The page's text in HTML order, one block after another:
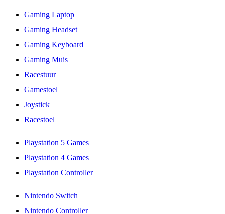
Gaming Laptop
Gaming Headset
Gaming Keyboard
Gaming Muis
Racestuur
Gamestoel
Joystick
Racestoel
Playstation 5 Games
Playstation 4 Games
Playstation Controller
Nintendo Switch
Nintendo Controller